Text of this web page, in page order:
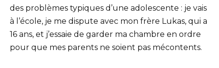
des problèmes typiques d’une adolescente : je vais
à l’école, je me dispute avec mon frère Lukas, qui a
16 ans, et j’essaie de garder ma chambre en ordre
pour que mes parents ne soient pas mécontents.